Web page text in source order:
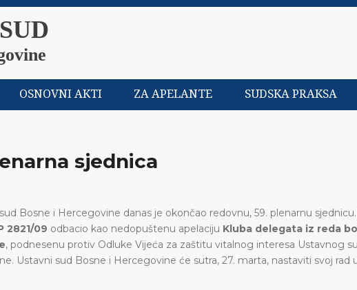
OSNOVNI AKTI ZA APELANTE SUDSKA PRAKSA
sjednica
Bosne i Hercegovine danas je okončao redovnu, 59. plenarnu
2821/09 odbacio kao nedopuštenu apelaciju Kluba delegata iz reda
, podnesenu protiv Odluke Vijeća za zaštitu vitalnog interesa Ustavnog
Ustavni sud Bosne i Hercegovine će sutra, 27. marta, nastaviti svoj rad